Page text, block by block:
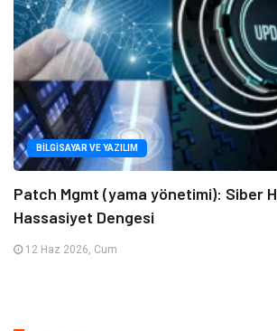
BILGISAYAR VE YAZILIM
Patch Mgmt (yama yönetimi): Siber
Hassasiyet Dengesi
12 Haz 2026, Cum